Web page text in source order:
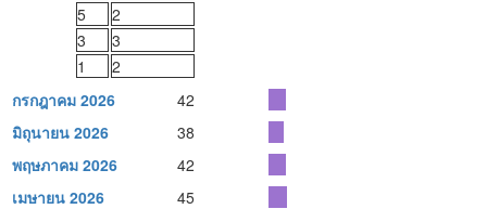
5
2
3
3
1
2
กรกฎาคม 2026
42
มิถุนายน 2026
38
พฤษภาคม 2026
42
เมษายน 2026
45